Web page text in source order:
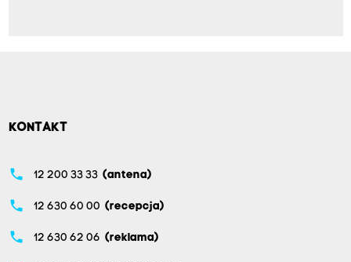
KONTAKT
phone 12 200 33 33 (antena)
phone 12 630 60 00 (recepcja)
phone 12 630 62 06 (reklama)